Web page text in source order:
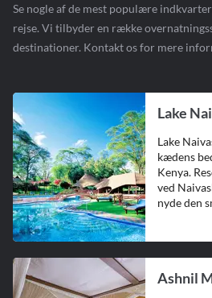
Se nogle af de mest populære
rejse. Vi tilbyder en række
destinationer. Kontakt os for mere
Lake
Lake
kædens
Kenya.
ved
nyde den
Ashnil